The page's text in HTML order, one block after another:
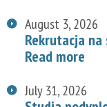
August 3, 2026
Rekrutacja
Read more
July 31, 2026